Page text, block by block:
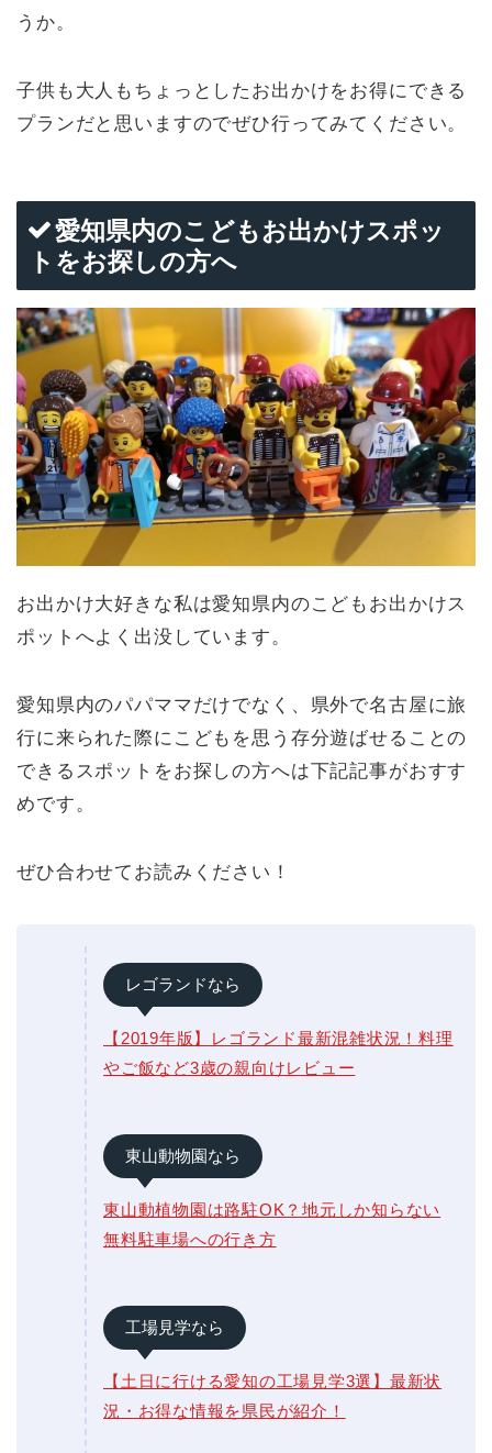
うか。
子供も大人もちょっとしたお出かけをお得にできる
プランだと思いますのでぜひ行ってみてください。
愛知県内のこどもお出かけスポッ
トをお探しの方へ
お出かけ大好きな私は愛知県内のこどもお出かけス
ポットへよく出没しています。
愛知県内のパパママだけでなく、県外で名古屋に旅
行に来られた際にこどもを思う存分遊ばせることの
できるスポットをお探しの方へは下記記事がおすす
めです。
ぜひ合わせてお読みください！
レゴランドなら
【2019年版】レゴランド最新混雑状況！料理
やご飯など3歳の親向けレビュー
東山動物園なら
東山動植物園は路駐OK？地元しか知らない
無料駐車場への行き方
工場見学なら
【土日に行ける愛知の工場見学3選】最新状
況・お得な情報を県民が紹介！